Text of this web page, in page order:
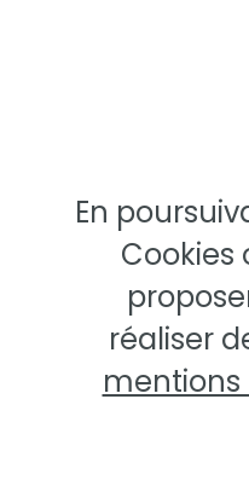
En
Cookies
réaliser
mentions